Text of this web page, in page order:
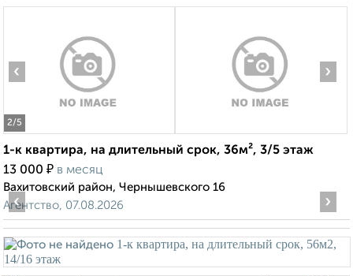
2/5
‹ ›
1-к квартира, на длительный срок, 36м², 3/5 этаж
13 000 ₽ в месяц
Вахитовский район, Чернышевского 16
Агентство, 07.08.2026
‹ ›